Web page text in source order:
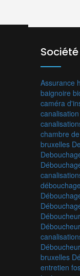
Assurance
baignoire
caméra
canalisation
chambre
bruxelles
Déboucheur
bruxelles
entretien